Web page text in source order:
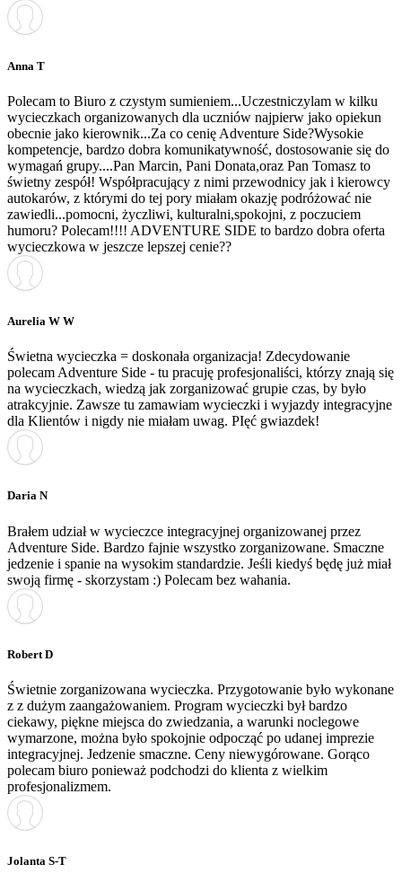
Anna T
Polecam to Biuro z czystym sumieniem...Uczestniczylam w kilku
wycieczkach organizowanych dla uczniów najpierw jako opiekun
obecnie jako kierownik...Za co cenię Adventure Side?Wysokie
kompetencje, bardzo dobra komunikatywność, dostosowanie się do
wymagań grupy....Pan Marcin, Pani Donata,oraz Pan Tomasz to
świetny zespół! Współpracujący z nimi przewodnicy jak i kierowcy
autokarów, z którymi do tej pory miałam okazję podróżować nie
zawiedli...pomocni, życzliwi, kulturalni,spokojni, z poczuciem
humoru? Polecam!!!! ADVENTURE SIDE to bardzo dobra oferta
wycieczkowa w jeszcze lepszej cenie??
Aurelia W W
Świetna wycieczka = doskonała organizacja! Zdecydowanie
polecam Adventure Side - tu pracuję profesjonaliści, którzy znają się
na wycieczkach, wiedzą jak zorganizować grupie czas, by było
atrakcyjnie. Zawsze tu zamawiam wycieczki i wyjazdy integracyjne
dla Klientów i nigdy nie miałam uwag. PIęć gwiazdek!
Daria N
Brałem udział w wycieczce integracyjnej organizowanej przez
Adventure Side. Bardzo fajnie wszystko zorganizowane. Smaczne
jedzenie i spanie na wysokim standardzie. Jeśli kiedyś będę już miał
swoją firmę - skorzystam :) Polecam bez wahania.
Robert D
Świetnie zorganizowana wycieczka. Przygotowanie było wykonane
z z dużym zaangażowaniem. Program wycieczki był bardzo
ciekawy, piękne miejsca do zwiedzania, a warunki noclegowe
wymarzone, można było spokojnie odpocząć po udanej imprezie
integracyjnej. Jedzenie smaczne. Ceny niewygórowane. Gorąco
polecam biuro ponieważ podchodzi do klienta z wielkim
profesjonalizmem.
Jolanta S-T